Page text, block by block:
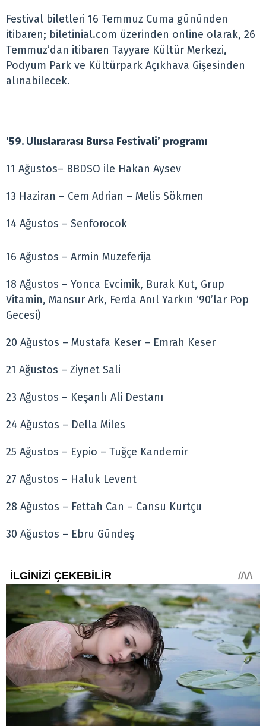
Festival biletleri 16 Temmuz Cuma gününden
itibaren; biletinial.com üzerinden online olarak, 26
Temmuz’dan itibaren Tayyare Kültür Merkezi,
Podyum Park ve Kültürpark Açıkhava Gişesinden
alınabilecek.
‘59. Uluslararası Bursa Festivali’ programı
11 Ağustos– BBDSO ile Hakan Aysev
13 Haziran – Cem Adrian – Melis Sökmen
14 Ağustos – Senforocok
16 Ağustos – Armin Muzeferija
18 Ağustos – Yonca Evcimik, Burak Kut, Grup
Vitamin, Mansur Ark, Ferda Anıl Yarkın ‘90’lar Pop
Gecesi)
20 Ağustos – Mustafa Keser – Emrah Keser
21 Ağustos – Ziynet Sali
23 Ağustos – Keşanlı Ali Destanı
24 Ağustos – Della Miles
25 Ağustos – Eypio – Tuğçe Kandemir
27 Ağustos – Haluk Levent
28 Ağustos – Fettah Can – Cansu Kurtçu
30 Ağustos – Ebru Gündeş